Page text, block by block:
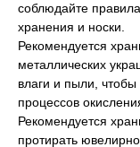
соблюдайте правила
хранения и носки.
Рекомендуется
металлических
влаги и пыли,
процессов
Рекомендуется
протирать